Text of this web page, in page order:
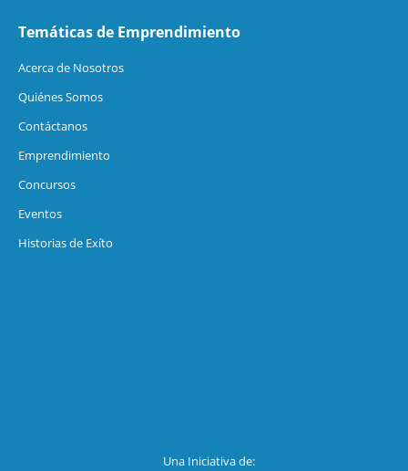
Temáticas de Emprendimiento
Acerca de Nosotros
Quiénes Somos
Contáctanos
Emprendimiento
Concursos
Eventos
Historias de Exíto
Una Iniciativa de: